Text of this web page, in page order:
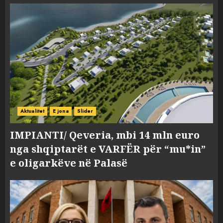
Aktualitet E jona Slider
IMPIANTI/ Qeveria, mbi 14 mln euro
nga shqiptarët e VARFËR për “mu*in”
e oligarkëve në Palasë